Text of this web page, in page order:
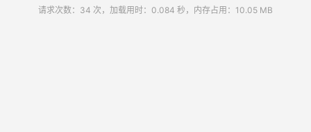
请求次数：34 次，加载用时：0.084 秒，内存占用：10.05 MB